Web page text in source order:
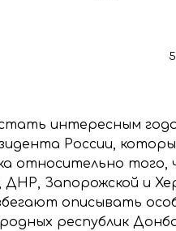
интересным
России,
относительно того,
Запорожской и
описывать
республик